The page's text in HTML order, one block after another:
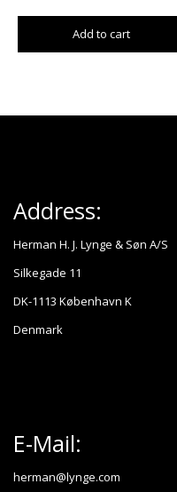
Add to cart
Address:
Herman H. J. Lynge & Søn A/S
Silkegade 11
DK-1113 København K
Denmark
E-Mail:
herman@lynge.com